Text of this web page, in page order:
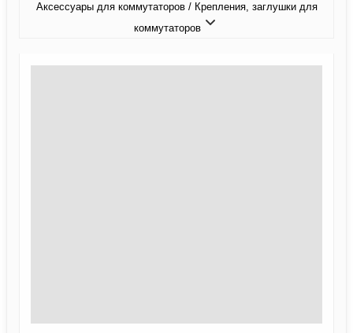
Аксессуары для коммутаторов / Крепления, заглушки для
коммутаторов